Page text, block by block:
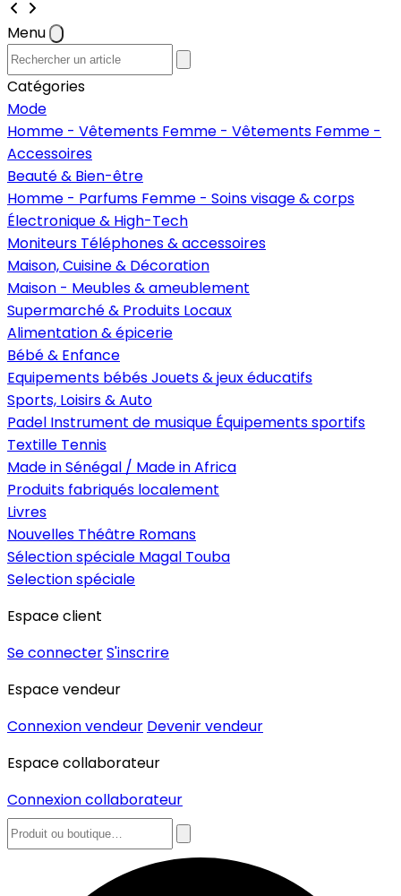
Menu
Catégories
Mode
Homme - Vêtements Femme - Vêtements Femme -
Accessoires
Beauté & Bien-être
Homme - Parfums Femme - Soins visage & corps
Électronique & High-Tech
Moniteurs Téléphones & accessoires
Maison, Cuisine & Décoration
Maison - Meubles & ameublement
Supermarché & Produits Locaux
Alimentation & épicerie
Bébé & Enfance
Equipements bébésJouets & jeux éducatifs
Sports, Loisirs & Auto
Padel Instrument de musique Équipements sportifs
Textille Tennis
Made in Sénégal / Made in Africa
Produits fabriqués localement
Livres
Nouvelles Théâtre Romans
Sélection spéciale Magal Touba
Selection spéciale
Espace client
Se connecterS'inscrire
Espace vendeur
Connexion vendeur Devenir vendeur
Espace collaborateur
Connexion collaborateur